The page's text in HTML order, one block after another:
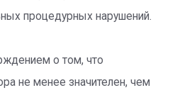
процедурных нарушений.
о том, что
не менее значителен, чем